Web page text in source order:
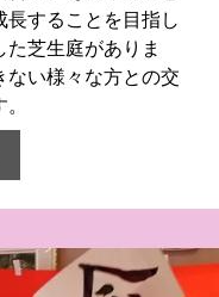
することを目指し
芝生庭がありま
い様々な方との交